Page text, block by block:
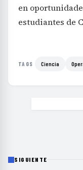
en
estudiantes de
TAGS Ciencia
SIGUIENTE